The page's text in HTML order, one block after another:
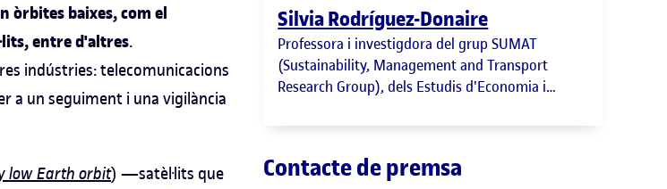
òrbites baixes, com el
entre d'altres.
indústries: telecomunicacions
a un seguiment i una vigilància
low Earth orbit) —‍satèl·lits que
Silvia Rodríguez-Donaire
Professora i investigdora del grup SUMAT
(Sustainability, Management and Transport
Research Group), dels Estudis d'Economia i
Contacte de premsa